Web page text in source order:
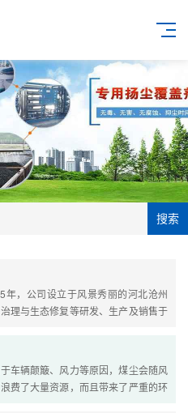
搜索
年，公司设立于风景秀丽的河北沧州
理与生态修复等研发、生产及销售于
车辆颠簸、风力等原因，煤尘会随风
费了大量资源，而且带来了严重的环